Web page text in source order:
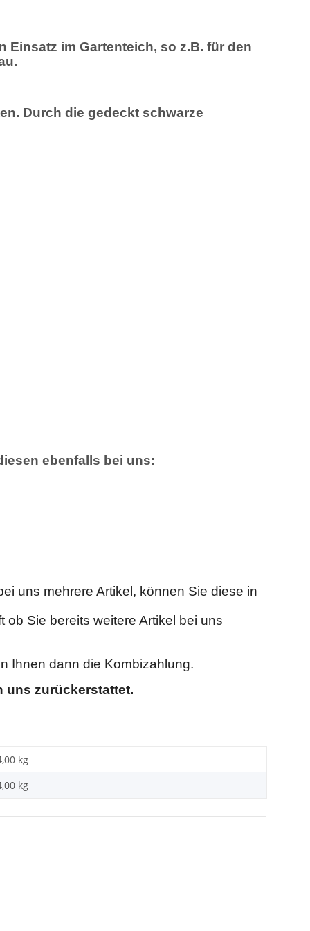
im Gartenteich, so z.B. für den
Durch die gedeckt schwarze
ebenfalls bei uns:
uns mehrere Artikel, können Sie diese in
ob Sie bereits weitere Artikel bei uns
Ihnen dann die Kombizahlung.
uns zurückerstattet.
kg
kg